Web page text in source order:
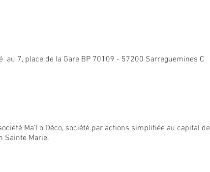
au 7, place de la Gare BP 70109 - 57200 Sarreguemines C
Ma'Lo Déco, société par actions simplifiée au capital de
Sainte Marie.